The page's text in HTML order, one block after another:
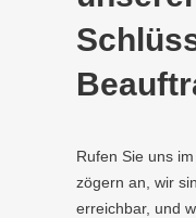
Rufen Sie uns
zögern an, wir
erreichbar, und